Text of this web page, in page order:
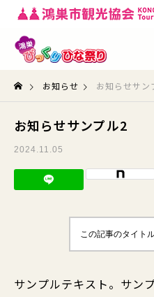
お知らせ お知らせサン
お知らせサンプル2
2024.11.05
この記事のタイト
サンプルテキスト。サン